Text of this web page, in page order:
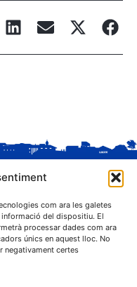
com ara les galetes
del dispositiu. El
processar dades com ara
únics en aquest lloc. No
negativament certes
d'Urgell)